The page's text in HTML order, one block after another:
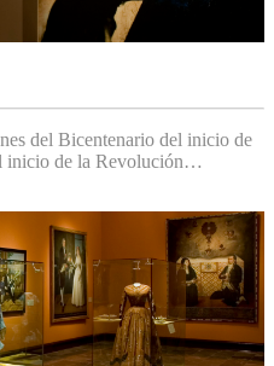
del Bicentenario del inicio de
inicio de la Revolución…